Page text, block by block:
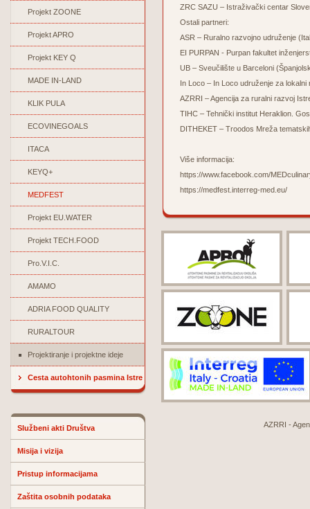
Projekt ZOONE
Projekt APRO
Projekt KEY Q
MADE IN-LAND
KLIK PULA
ECOVINEGOALS
ITACA
KEYQ+
MEDFEST
Projekt EU.WATER
Projekt TECH.FOOD
Pro.V.I.C.
AMAMO
ADRIA FOOD QUALITY
RURALTOUR
Projektiranje i projektne ideje
Cesta autohtonih pasmina Istre
Službeni akti Društva
Misija i vizija
Pristup informacijama
Zaštita osobnih podataka
ZRC SAZU – Istraživački centar
Ostali partneri:
ASR – Ruralno razvojno udruženje
EI PURPAN - Purpan fakultet
UB – Sveučilište u Barceloni
In Loco – In Loco udruženje za
AZRRI – Agencija za ruralni razvoj
TIHC – Tehnički institut Heraklion.
DITHEKET – Troodos Mreža
Više informacija:
https://www.facebook.com/
https://medfest.interreg-med.eu/
AZRRI -